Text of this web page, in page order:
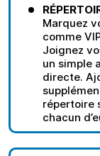
Marquez
comme
Joignez
un simple
directe.
répertoire
chacun